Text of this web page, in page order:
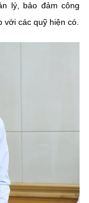
lý, bảo đảm công
với các quỹ hiện có.